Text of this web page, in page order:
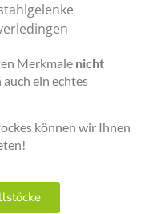
Merkmale nicht
auch ein echtes
können wir Ihnen